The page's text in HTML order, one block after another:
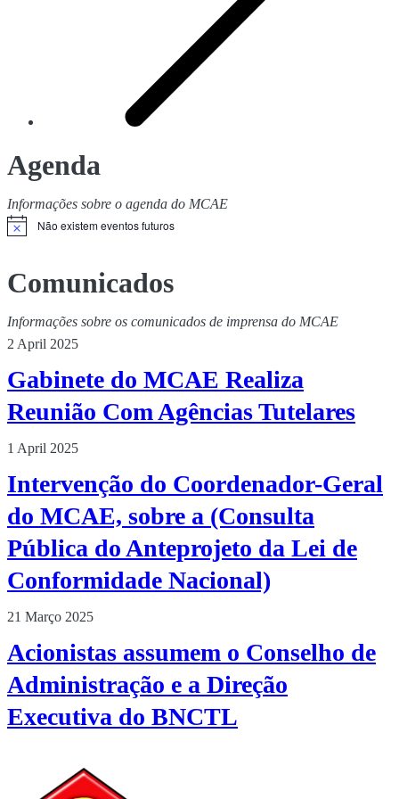
Agenda
Informações sobre o agenda do MCAE
Não existem eventos futuros
Comunicados
Informações sobre os comunicados de imprensa do MCAE
2 April 2025
Gabinete do MCAE Realiza
Reunião Com Agências Tutelares
1 April 2025
Intervenção do Coordenador-Geral
do MCAE, sobre a (Consulta
Pública do Anteprojeto da Lei de
Conformidade Nacional)
21 Março 2025
Acionistas assumem o Conselho de
Administração e a Direção
Executiva do BNCTL